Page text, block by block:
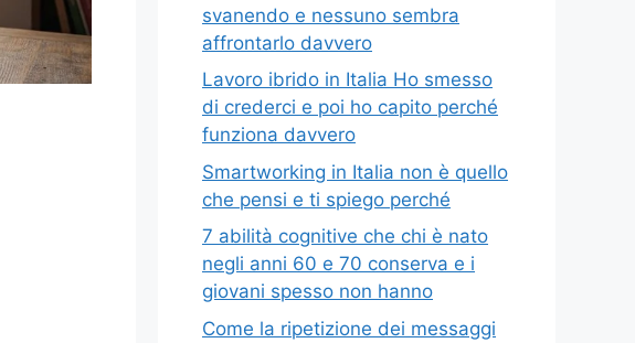
svanendo e nessuno sembra
affrontarlo davvero
Lavoro ibrido in Italia Ho smesso
di crederci e poi ho capito perché
funziona davvero
Smartworking in Italia non è quello
che pensi e ti spiego perché
7 abilità cognitive che chi è nato
negli anni 60 e 70 conserva e i
giovani spesso non hanno
Come la ripetizione dei messaggi